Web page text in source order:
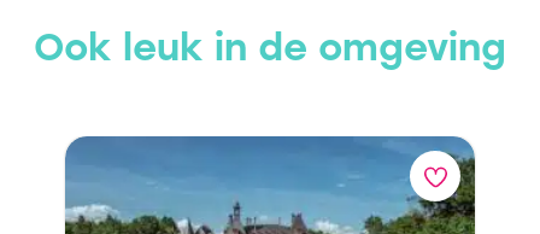
Ook leuk in de omgeving